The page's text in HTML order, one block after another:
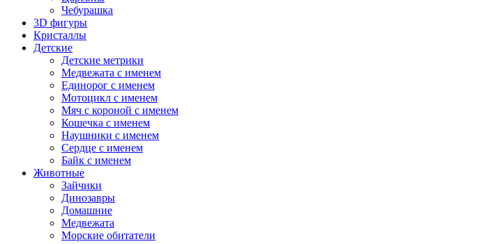
Чебурашка
3D фигуры
Кристаллы
Детские
Детские метрики
Медвежата с именем
Единорог с именем
Мотоцикл с именем
Мяч с короной с именем
Кошечка с именем
Наушники с именем
Сердце с именем
Байк с именем
Животные
Зайчики
Динозавры
Домашние
Медвежата
Морские обитатели